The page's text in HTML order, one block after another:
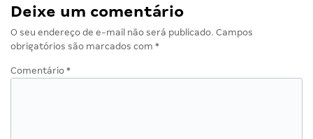
Deixe um comentário
O seu endereço de e-mail não será publicado. Campos
obrigatórios são marcados com *
Comentário *